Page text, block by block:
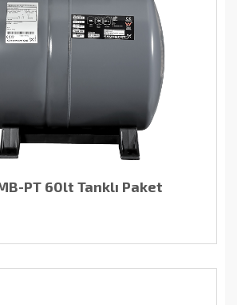
PT 60lt Tanklı Paket